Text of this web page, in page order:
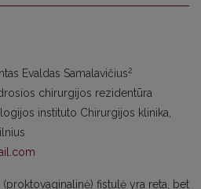
Evaldas Samalavičius2
chirurgijos rezidentūra
instituto Chirurgijos klinika,
fistulė yra reta, bet